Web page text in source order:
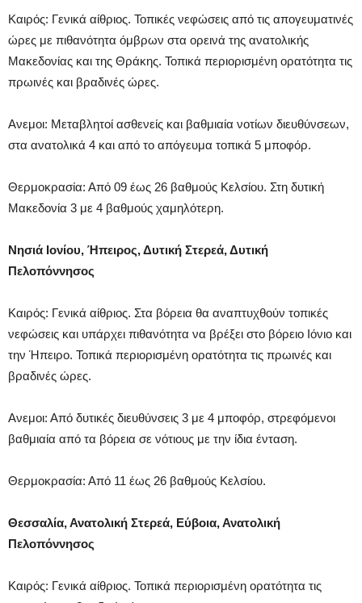
Καιρός: Γενικά αίθριος. Τοπικές νεφώσεις από τις απογευματινές
ώρες με πιθανότητα όμβρων στα ορεινά της ανατολικής
Μακεδονίας και της Θράκης. Τοπικά περιορισμένη ορατότητα τις
πρωινές και βραδινές ώρες.
Ανεμοι: Μεταβλητοί ασθενείς και βαθμιαία νοτίων διευθύνσεων,
στα ανατολικά 4 και από το απόγευμα τοπικά 5 μποφόρ.
Θερμοκρασία: Από 09 έως 26 βαθμούς Κελσίου. Στη δυτική
Μακεδονία 3 με 4 βαθμούς χαμηλότερη.
Νησιά Ιονίου, Ήπειρος, Δυτική Στερεά, Δυτική
Πελοπόννησος
Καιρός: Γενικά αίθριος. Στα βόρεια θα αναπτυχθούν τοπικές
νεφώσεις και υπάρχει πιθανότητα να βρέξει στο βόρειο Ιόνιο και
την Ήπειρο. Τοπικά περιορισμένη ορατότητα τις πρωινές και
βραδινές ώρες.
Ανεμοι: Από δυτικές διευθύνσεις 3 με 4 μποφόρ, στρεφόμενοι
βαθμιαία από τα βόρεια σε νότιους με την ίδια ένταση.
Θερμοκρασία: Από 11 έως 26 βαθμούς Κελσίου.
Θεσσαλία, Ανατολική Στερεά, Εύβοια, Ανατολική
Πελοπόννησος
Καιρός: Γενικά αίθριος. Τοπικά περιορισμένη ορατότητα τις